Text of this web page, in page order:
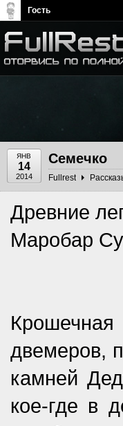
ЯНВ
14
2014
Семечко
Fullrest
Древние
Маробар
двемеров,
камней
кое-где в
Гость